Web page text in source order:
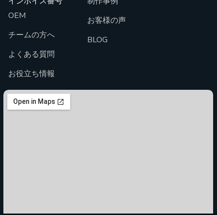
OEM
チームの方へ
よくある質問
お役立ち情報
お客様の声
BLOG